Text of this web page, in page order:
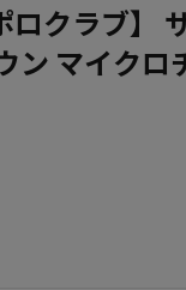
クラブ】
ン マイクロ